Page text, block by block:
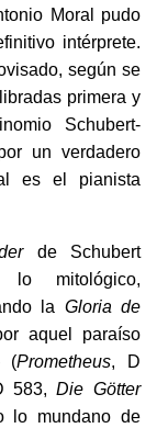
Moral pudo
intérprete.
según se
primera y
Schubert-
un verdadero
es el pianista
de Schubert
lo mitológico,
la Gloria de
aquel paraíso
(Prometheus, D
583,Die Götter
lo mundano de